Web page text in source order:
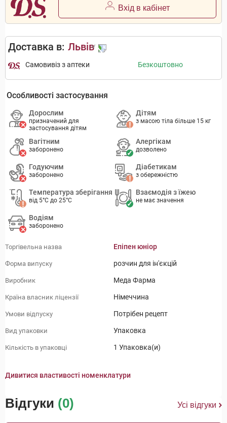
Вхід в кабінет
Доставка в: Львів
Самовивіз з аптеки Безкоштовно
Особливості застосування
Дорослим
призначений для
застосування дітям
Дітям
з масою тіла більше 15 кг
Вагітним
заборонено
Алергікам
дозволено
Годуючим
заборонено
Діабетикам
з обережністю
Температура зберігання
від 5°C до 25°C
Взаємодія з їжею
не має значення
Водіям
заборонено
Торгівельна назва Епіпен юніор
Форма випуску розчин для ін'єкцій
Виробник Меда Фарма
Країна власник ліцензії Німеччина
Умови відпуску Потрібен рецепт
Вид упаковки Упаковка
Кількість в упаковці 1 Упаковка(и)
Дивитися властивості номенклатури
Відгуки (0) Усі відгуки